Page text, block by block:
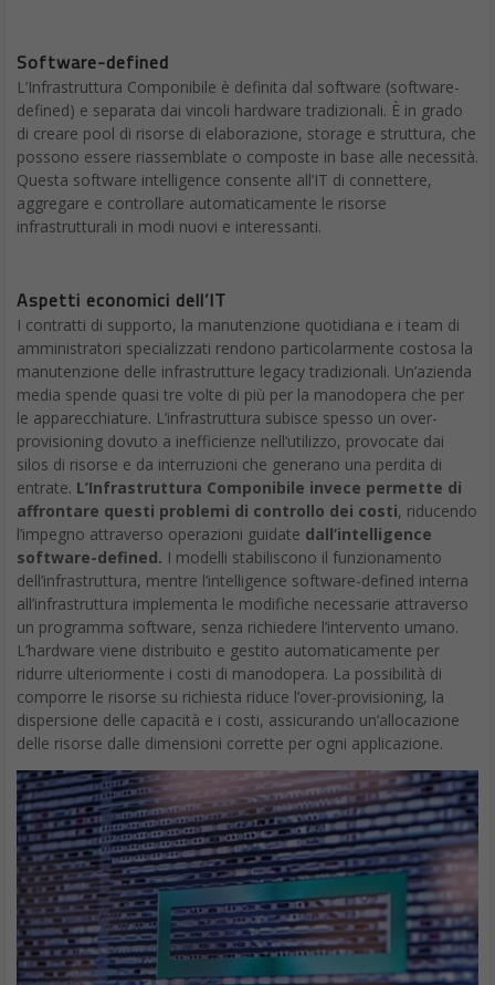
Software-defined
L’Infrastruttura Componibile è definita dal software (software-
defined) e separata dai vincoli hardware tradizionali. È in grado
di creare pool di risorse di elaborazione, storage e struttura, che
possono essere riassemblate o composte in base alle necessità.
Questa software intelligence consente all’IT di connettere,
aggregare e controllare automaticamente le risorse
infrastrutturali in modi nuovi e interessanti.
Aspetti economici dell’IT
I contratti di supporto, la manutenzione quotidiana e i team di
amministratori specializzati rendono particolarmente costosa la
manutenzione delle infrastrutture legacy tradizionali. Un’azienda
media spende quasi tre volte di più per la manodopera che per
le apparecchiature. L’infrastruttura subisce spesso un over-
provisioning dovuto a inefficienze nell’utilizzo, provocate dai
silos di risorse e da interruzioni che generano una perdita di
entrate. L’Infrastruttura Componibile invece permette di
affrontare questi problemi di controllo dei costi, riducendo
l’impegno attraverso operazioni guidate dall’intelligence
software-defined. I modelli stabiliscono il funzionamento
dell’infrastruttura, mentre l’intelligence software-defined interna
all’infrastruttura implementa le modifiche necessarie attraverso
un programma software, senza richiedere l’intervento umano.
L’hardware viene distribuito e gestito automaticamente per
ridurre ulteriormente i costi di manodopera. La possibilità di
comporre le risorse su richiesta riduce l’over-provisioning, la
dispersione delle capacità e i costi, assicurando un’allocazione
delle risorse dalle dimensioni corrette per ogni applicazione.